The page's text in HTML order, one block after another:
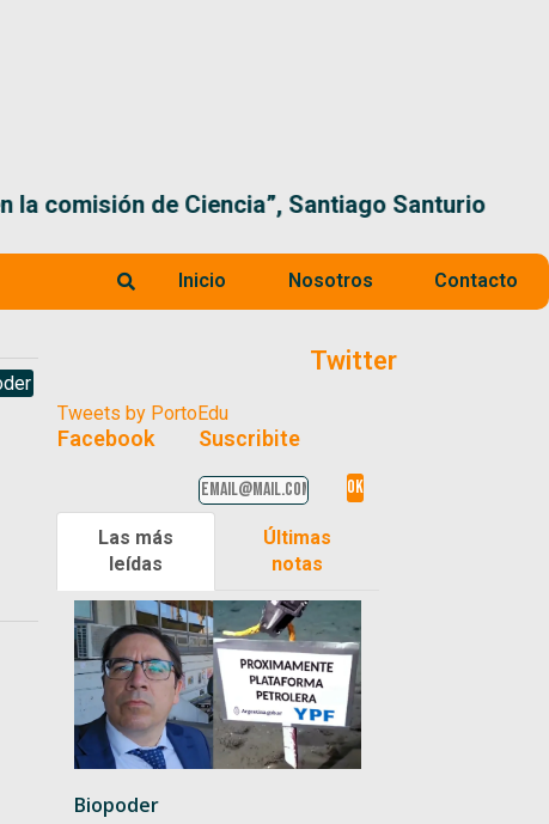
la comisión de Ciencia”, Santiago Santurio
Inicio Nosotros Contacto
Twitter
Tweets by PortoEdu
Facebook Suscribite
Las más
leídas
Últimas
notas
Biopoder